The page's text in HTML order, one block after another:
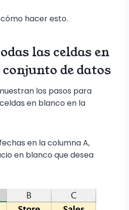
hacer esto.
las celdas en
de datos
los pasos para
en blanco en la
en la columna A,
en blanco que desea